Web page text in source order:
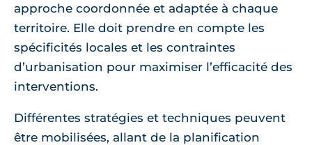
approche coordonnée et adaptée à chaque
territoire. Elle doit prendre en compte les
spécificités locales et les contraintes
d’urbanisation pour maximiser l’efficacité des
interventions.
Différentes stratégies et techniques peuvent
être mobilisées, allant de la planification